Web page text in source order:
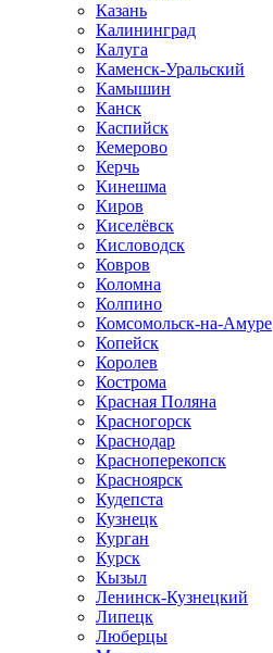
Казань
Калининград
Калуга
Каменск-Уральский
Камышин
Канск
Каспийск
Кемерово
Керчь
Кинешма
Киров
Киселёвск
Кисловодск
Ковров
Коломна
Колпино
Комсомольск-на-Амуре
Копейск
Королев
Кострома
Красная Поляна
Красногорск
Краснодар
Красноперекопск
Красноярск
Кудепста
Кузнецк
Курган
Курск
Кызыл
Ленинск-Кузнецкий
Липецк
Люберцы